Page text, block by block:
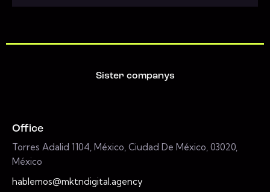
Sister companys
Office
Torres Adalid 1104, México, Ciudad De México, 03020,
México
hablemos@mktndigital.agency